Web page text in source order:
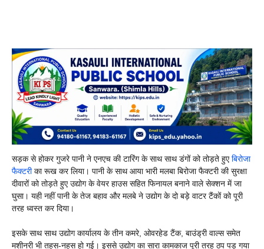
सड़क से होकर गुजरे पानी ने एनएच की टारिंग के साथ साथ डंगों को तोड़ते हुएबिरोजा
फैक्टरीका रूख कर लिया। पानी के साथ आया भारी मलबा बिरोजा फैक्टरी की सुरक्षा
दीवारों को तोड़ते हुए उद्योग के वेयर हाउस सहित फिनायल बनाने वाले सेक्शन में जा
घुसा। यही नहीं पानी के तेज बहाव और मलबे ने उद्योग के दो बड़े वाटर टैंकों को पूरी
तरह ध्वस्त कर दिया।
इसके साथ साथ उद्योग कार्यालय के तीन कमरे, ओवरहेड टैंक, बाउंड्री वाल्स समेत
मशीनरी भी तहस-नहस हो गई। इससे उद्योग का सारा कामकाज पूरी तरह ठप पड़ गया